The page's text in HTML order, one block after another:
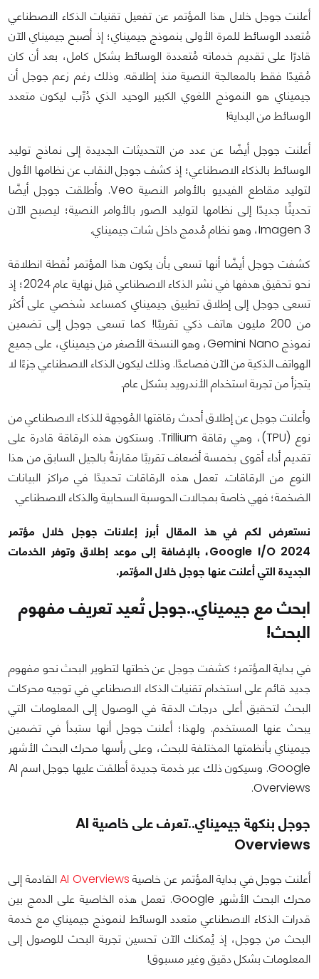
أعلنت جوجل خلال هذا المؤتمر عن تفعيل تقنيات الذكاء الاصطناعي
مُتعدد الوسائط للمرة الأولى بنموذج جيميناي؛ إذ أصبح جيميناي الآن
قادرًا على تقديم خدماته مُتعددة الوسائط بشكل كامل، بعد أن كان
مُقيدًا فقط بالمعالجة النصية منذ إطلاقه. وذلك رغم زعم جوجل أن
جيميناي هو النموذج اللغوي الكبير الوحيد الذي دُرِّب ليكون متعدد
الوسائط من البداية!
أعلنت جوجل أيضًا عن عدد من التحديثات الجديدة إلى نماذج توليد
الوسائط بالذكاء الاصطناعي؛ إذ كشف جوجل النقاب عن نظامها الأول
لتوليد مقاطع الفيديو بالأوامر النصية Veo. وأطلقت جوجل أيضًا
تحديثًا جديدًا إلى نظامها لتوليد الصور بالأوامر النصية؛ ليصبح الآن
Imagen 3، وهو نظام مُدمج داخل شات جيميناي.
كشفت جوجل أيضًا أنها تسعى بأن يكون هذا المؤتمر نُقطة انطلاقة
نحو تحقيق هدفها في نشر الذكاء الاصطناعي قبل نهاية عام 2024؛ إذ
تسعى جوجل إلى إطلاق تطبيق جيميناي كمساعد شخصي على أكثر
من 200 مليون هاتف ذكي تقريبًا! كما تسعى جوجل إلى تضمين
نموذج Gemini Nano، وهو النسخة الأصغر من جيميناي، على جميع
الهواتف الذكية من الآن فصاعدًا. وذلك ليكون الذكاء الاصطناعي جزءًا لا
يتجزأ من تجربة استخدام الأندرويد بشكل عام.
وأعلنت جوجل عن إطلاق أحدث رقاقتها المُوجهة للذكاء الاصطناعي من
نوع (TPU)، وهي رقاقة Trillium. وستكون هذه الرقاقة قادرة على
تقديم أداء أقوى بخمسة أضعاف تقريبًا مقارنةً بالجيل السابق من هذا
النوع من الرقاقات. تعمل هذه الرقاقات تحديدًا في مراكز البيانات
الضخمة؛ فهي خاصة بمجالات الحوسبة السحابية والذكاء الاصطناعي.
نستعرض لكم في هذ المقال أبرز إعلانات جوجل خلال مؤتمر
Google I/O 2024، بالإضافة إلى موعد إطلاق وتوفر الخدمات
الجديدة التي أعلنت عنها جوجل خلال المؤتمر.
ابحث مع جيميناي..جوجل تُعيد تعريف مفهوم
البحث!
في بداية المؤتمر؛ كشفت جوجل عن خطتها لتطوير البحث نحو مفهوم
جديد قائم على استخدام تقنيات الذكاء الاصطناعي في توجيه محركات
البحث لتحقيق أعلى درجات الدقة في الوصول إلى المعلومات التي
يبحث عنها المستخدم. ولهذا؛ أعلنت جوجل أنها ستبدأ في تضمين
جيميناي بأنظمتها المختلفة للبحث، وعلى رأسها محرك البحث الأشهر
Google. وسيكون ذلك عبر خدمة جديدة أطلقت عليها جوجل اسم AI
Overviews.
جوجل بنكهة جيميناي..تعرف على خاصية AI
Overviews
أعلنت جوجل في بداية المؤتمر عن خاصية AI Overviewsالقادمة إلى
محرك البحث الأشهر Google. تعمل هذه الخاصية على الدمج بين
قدرات الذكاء الاصطناعي متعدد الوسائط لنموذج جيميناي مع خدمة
البحث من جوجل، إذ يُمكنك الآن تحسين تجربة البحث للوصول إلى
المعلومات بشكل دقيق وغير مسبوق!